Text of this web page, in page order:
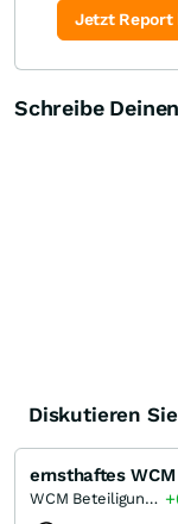
Jetzt Report
Schreibe
Diskutieren
ernsthaftes
WCM Beteiligungs- und Grundbesitz-AG